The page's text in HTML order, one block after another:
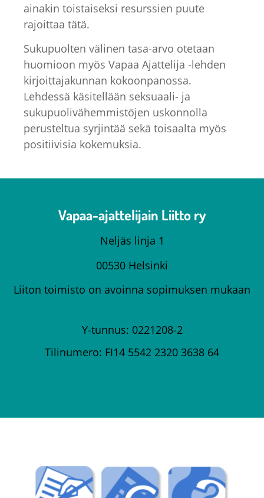
ainakin toistaiseksi resurssien puute
rajoittaa tätä.
Sukupuolten välinen tasa-arvo otetaan
huomioon myös Vapaa Ajattelija -lehden
kirjoittajakunnan kokoonpanossa.
Lehdessä käsitellään seksuaali- ja
sukupuolivähemmistöjen uskonnolla
perusteltua syrjintää sekä toisaalta myös
positiivisia kokemuksia.
Vapaa-ajattelijain Liitto ry
Neljäs linja 1
00530 Helsinki
Liiton toimisto on avoinna sopimuksen mukaan
Y-tunnus: 0221208-2
Tilinumero: FI14 5542 2320 3638 64